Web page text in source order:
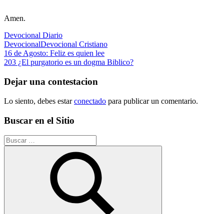
Amen.
Devocional Diario
DevocionalDevocional Cristiano
Navegación
de
entradas
Entrada
anterior:
16 de Agosto: Feliz es quien lee
Siguiente
203 ¿El purgatorio es un dogma Biblico?
Dejar una contestacion
Lo siento, debes estarconectado para publicar un comentario.
Buscar en el Sitio
Buscar: